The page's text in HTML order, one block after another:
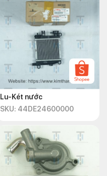
Lu-Két nước
SKU: 44DE24600000